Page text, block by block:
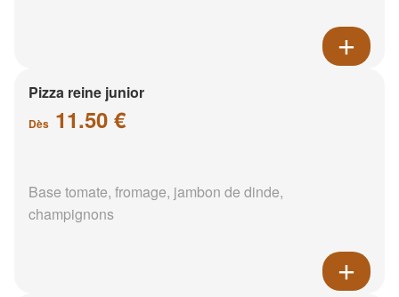
Pizza reine junior
Dès 11.50 €
Base tomate, fromage, jambon de dinde,
champignons